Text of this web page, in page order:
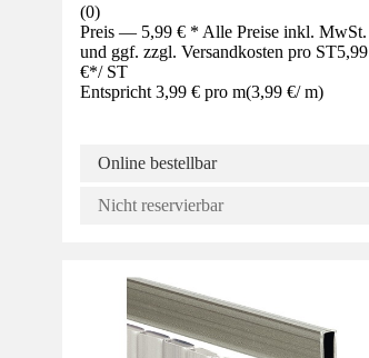
(0)
Preis — 5,99 € * Alle Preise inkl. MwSt.
und ggf. zzgl. Versandkosten pro ST5,99
€*/ ST
Entspricht 3,99 € pro m(3,99 €/ m)
Online bestellbar
Nicht reservierbar